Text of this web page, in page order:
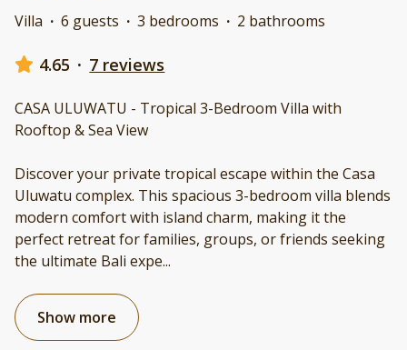
Villa · 6 guests · 3 bedrooms · 2 bathrooms
4.65 · 7 reviews
CASA ULUWATU - Tropical 3-Bedroom Villa with
Rooftop & Sea View
Discover your private tropical escape within the Casa
Uluwatu complex. This spacious 3-bedroom villa blends
modern comfort with island charm, making it the
perfect retreat for families, groups, or friends seeking
the ultimate Bali expe...
Show more